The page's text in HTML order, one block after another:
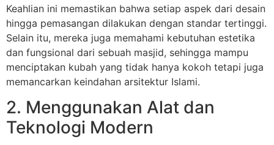
Keahlian ini memastikan bahwa setiap aspek dari desain
hingga pemasangan dilakukan dengan standar tertinggi.
Selain itu, mereka juga memahami kebutuhan estetika
dan fungsional dari sebuah masjid, sehingga mampu
menciptakan kubah yang tidak hanya kokoh tetapi juga
memancarkan keindahan arsitektur Islami.
2. Menggunakan Alat dan
Teknologi Modern